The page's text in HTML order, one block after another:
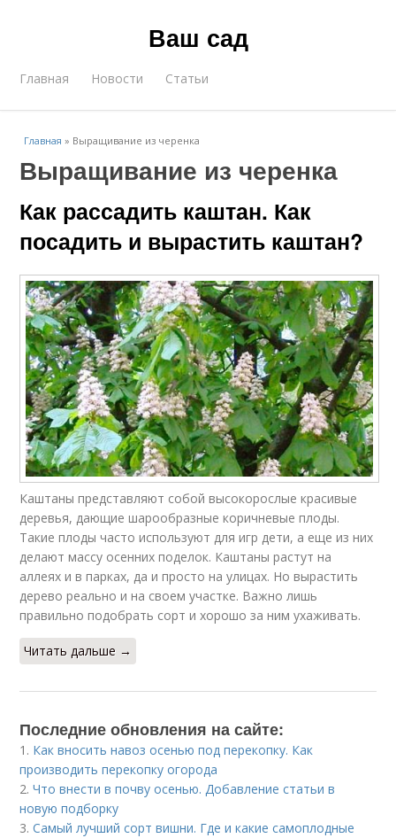
Ваш сад
Главная Новости Статьи
Главная » Выращивание из черенка
Выращивание из черенка
Как рассадить каштан. Как
посадить и вырастить каштан?
Каштаны представляют собой высокорослые красивые
деревья, дающие шарообразные коричневые плоды.
Такие плоды часто используют для игр дети, а еще из них
делают массу осенних поделок. Каштаны растут на
аллеях и в парках, да и просто на улицах. Но вырастить
дерево реально и на своем участке. Важно лишь
правильно подобрать сорт и хорошо за ним ухаживать.
Читать дальше →
Последние обновления на сайте:
1. Как вносить навоз осенью под перекопку. Как
производить перекопку огорода
2.Что внести в почву осенью. Добавление статьи в
новую подборку
3.Самый лучший сорт вишни. Где и какие самоплодные